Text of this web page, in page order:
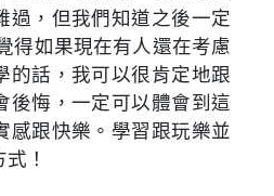
過，但我們知道之後一定
得如果現在有人還在考慮
的話，我可以很肯定地跟
後悔，一定可以體會到這
感跟快樂。學習跟玩樂並
！